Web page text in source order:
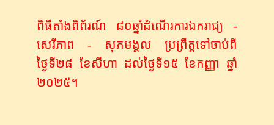
ពិធីតាំង​ពិព័រណ៍ ៨០ឆ្នាំដំណើរការឯករាជ្យ -
សេរីភាព - សុភមង្គល​ ប្រព្រឹត្ត​ទៅចាប់​ពី
ថ្ងៃទី២៨ ខែ​សីហា ដល់​ថ្ងៃទី​១៥ ខែកញ្ញា ឆ្នាំ​
២០២៥។